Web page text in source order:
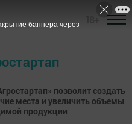
позволит создать
места и увеличить объемы
продукции
баннера через